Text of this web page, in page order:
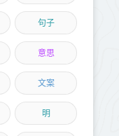
句子
意思
文案
明